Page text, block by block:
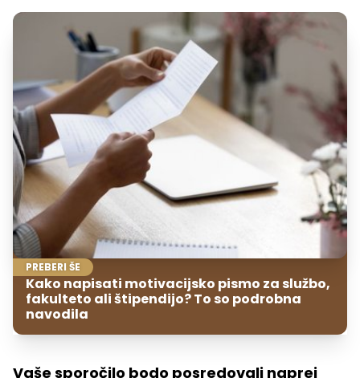
PREBERI ŠE
Kako napisati motivacijsko pismo za službo,
fakulteto ali štipendijo? To so podrobna
navodila
Vaše sporočilo bodo posredovali naprej